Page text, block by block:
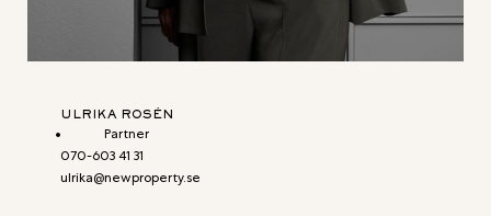
ULRIKA ROSÉN
Partner
070-603 41 31
ulrika@newproperty.se